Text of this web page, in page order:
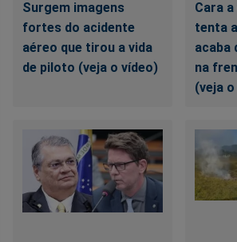
Surgem imagens
fortes do acidente
aéreo que tirou a vida
de piloto (veja o vídeo)
Cara
tenta
acaba
na
(veja